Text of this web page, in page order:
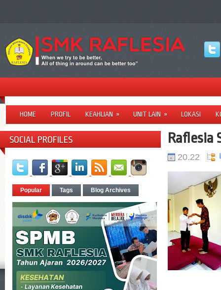
HOME PROFIL KEAHLIAN » UNIT LAIN » LOKASI
SOCIAL PROFILES
Popular Tags Blog Archives
Raflesia
20.22